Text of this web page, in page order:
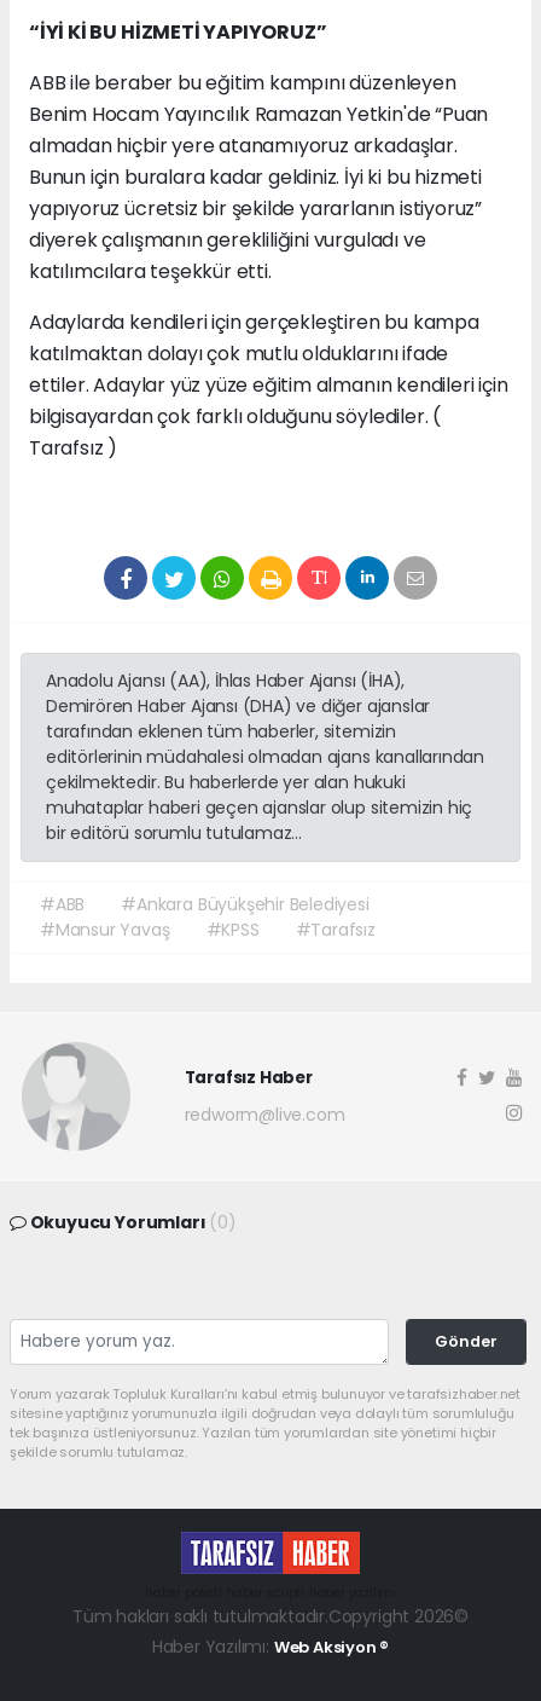
“İYİ Kİ BU HİZMETİ YAPIYORUZ”
ABB ile beraber bu eğitim kampını düzenleyen
Benim Hocam Yayıncılık Ramazan Yetkin'de “Puan
almadan hiçbir yere atanamıyoruz arkadaşlar.
Bunun için buralara kadar geldiniz. İyi ki bu hizmeti
yapıyoruz ücretsiz bir şekilde yararlanın istiyoruz”
diyerek çalışmanın gerekliliğini vurguladı ve
katılımcılara teşekkür etti.
Adaylarda kendileri için gerçekleştiren bu kampa
katılmaktan dolayı çok mutlu olduklarını ifade
ettiler. Adaylar yüz yüze eğitim almanın kendileri için
bilgisayardan çok farklı olduğunu söylediler. (
Tarafsız )
Anadolu Ajansı (AA), İhlas Haber Ajansı (İHA),
Demirören Haber Ajansı (DHA) ve diğer ajanslar
tarafından eklenen tüm haberler, sitemizin
editörlerinin müdahalesi olmadan ajans kanallarından
çekilmektedir. Bu haberlerde yer alan hukuki
muhataplar haberi geçen ajanslar olup sitemizin hiç
bir editörü sorumlu tutulamaz...
#ABB
#Ankara Büyükşehir Belediyesi
#Mansur Yavaş
#KPSS #Tarafsız
Tarafsız Haber
redworm@live.com
Okuyucu Yorumları (0)
Gönder
Yorum yazarak Topluluk Kuralları’nı kabul etmiş bulunuyor ve tarafsizhaber.net
sitesine yaptığınız yorumunuzla ilgili doğrudan veya dolaylı tüm sorumluluğu
tek başınıza üstleniyorsunuz. Yazılan tüm yorumlardan site yönetimi hiçbir
şekilde sorumlu tutulamaz.
Tüm hakları saklı tutulmaktadır.Copyright 2026©
Haber Yazılımı: Web Aksiyon ®